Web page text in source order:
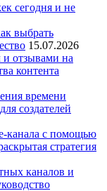
сегодня и не
выбрать
15.07.2026
отзывами на
контента
времени
создателей
канала с помощью
стратегия
каналов и